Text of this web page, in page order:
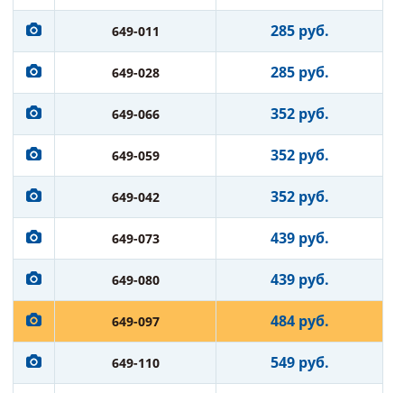
649-011 285 руб.
649-028 285 руб.
649-066 352 руб.
649-059 352 руб.
649-042 352 руб.
649-073 439 руб.
649-080 439 руб.
649-097 484 руб.
649-110 549 руб.